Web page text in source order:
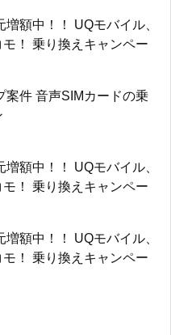
増額中！！ UQモバイル、
！ 乗り換えキャンペー
案件 音声SIMカードの乗
増額中！！ UQモバイル、
！ 乗り換えキャンペー
増額中！！ UQモバイル、
！ 乗り換えキャンペー